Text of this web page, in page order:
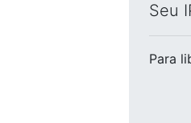
Seu
Para